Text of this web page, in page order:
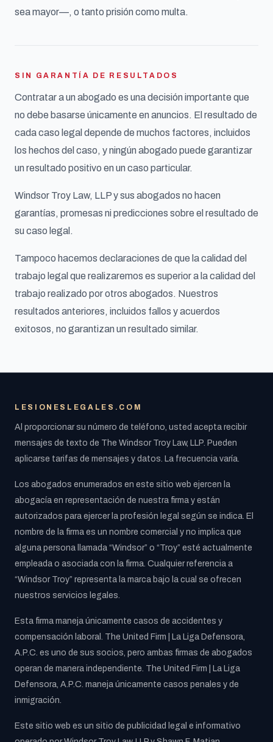
sea mayor—, o tanto prisión como multa.
SIN GARANTÍA DE RESULTADOS
Contratar a un abogado es una decisión importante que
no debe basarse únicamente en anuncios. El resultado de
cada caso legal depende de muchos factores, incluidos
los hechos del caso, y ningún abogado puede garantizar
un resultado positivo en un caso particular.
Windsor Troy Law, LLP y sus abogados no hacen
garantías, promesas ni predicciones sobre el resultado de
su caso legal.
Tampoco hacemos declaraciones de que la calidad del
trabajo legal que realizaremos es superior a la calidad del
trabajo realizado por otros abogados. Nuestros
resultados anteriores, incluidos fallos y acuerdos
exitosos, no garantizan un resultado similar.
LESIONESLEGALES.COM
Al proporcionar su número de teléfono, usted acepta recibir
mensajes de texto de The Windsor Troy Law, LLP. Pueden
aplicarse tarifas de mensajes y datos. La frecuencia varía.
Los abogados enumerados en este sitio web ejercen la
abogacía en representación de nuestra firma y están
autorizados para ejercer la profesión legal según se indica. El
nombre de la firma es un nombre comercial y no implica que
alguna persona llamada “Windsor” o “Troy” esté actualmente
empleada o asociada con la firma. Cualquier referencia a
“Windsor Troy” representa la marca bajo la cual se ofrecen
nuestros servicios legales.
Esta firma maneja únicamente casos de accidentes y
compensación laboral. The United Firm | La Liga Defensora,
A.P.C. es uno de sus socios, pero ambas firmas de abogados
operan de manera independiente. The United Firm | La Liga
Defensora, A.P.C. maneja únicamente casos penales y de
inmigración.
Este sitio web es un sitio de publicidad legal e informativo